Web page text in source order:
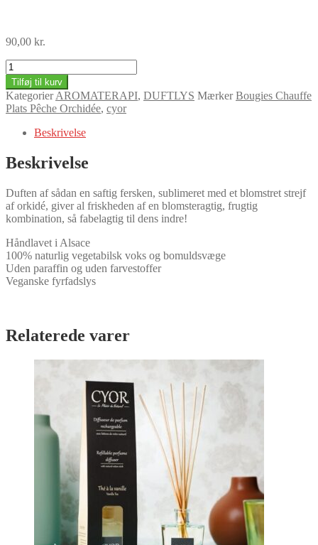
90,00 kr.
Bougies
Chauffe
Plats
Pêche
Orchidée-
pakke
6stk
antal
Tilføj til kurv
Kategorier AROMATERAPI, DUFTLYS Mærker Bougies Chauffe
Plats Pêche Orchidée, cyor
Beskrivelse
Beskrivelse
Duften af ​​sådan en saftig fersken, sublimeret med et blomstret strejf
af orkidé, giver al friskheden af ​​en blomsteragtig, frugtig
kombination, så fabelagtig til dens indre!
Håndlavet i Alsace
100% naturlig vegetabilsk voks og bomuldsvæge
Uden paraffin og uden farvestoffer
Veganske fyrfadslys
Relaterede varer